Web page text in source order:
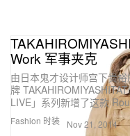
Fashion 时装
Work 军事夹克
由日本鬼才设计师宫下贵
牌
LIVE」系列新增了这款
Nov 21, 2014